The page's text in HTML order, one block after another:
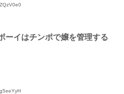
ーイはチンポで嬢を管理する